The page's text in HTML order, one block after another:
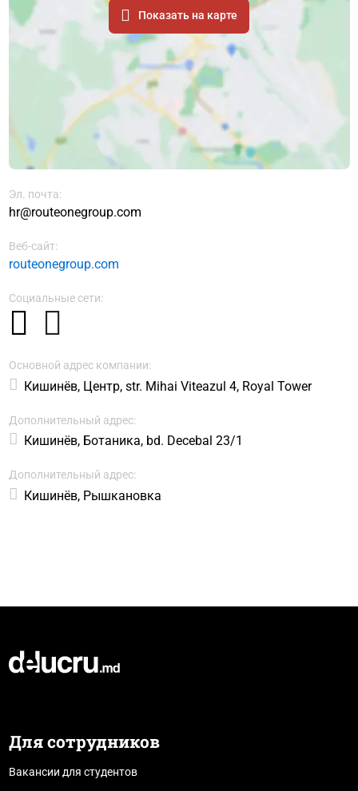
Показать на карте
Эл. почта:
hr@routeonegroup.com
Веб-сайт:
routeonegroup.com
Социальные сети:
Основной адрес компании:
Кишинёв, Центр, str. Mihai Viteazul 4, Royal Tower
Дополнительный адрес:
Кишинёв, Ботаника, bd. Decebal 23/1
Дополнительный адрес:
Кишинёв, Рышкановка
Для сотрудников
Вакансии для студентов